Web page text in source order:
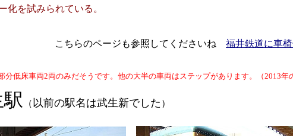
化を試みられている。
こちらのページも参照してくださいね
福井鉄道に車
低床車両2両のみだそうです。他の大半の車両はステップがあります。（2013年
（以前の駅名は武生新でした ）